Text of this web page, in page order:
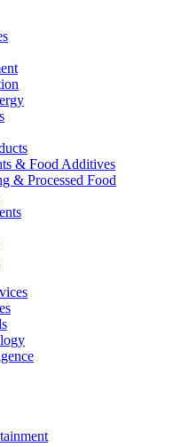
& Food Additives
& Processed Food